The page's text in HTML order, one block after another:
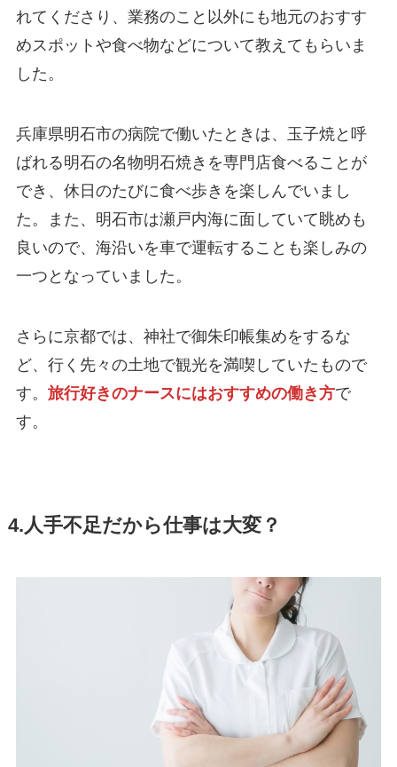
れてくださり、業務のこと以外にも地元のおすす
めスポットや食べ物などについて教えてもらいま
した。
兵庫県明石市の病院で働いたときは、玉子焼と呼
ばれる明石の名物明石焼きを専門店食べることが
でき、休日のたびに食べ歩きを楽しんでいまし
た。また、明石市は瀬戸内海に面していて眺めも
良いので、海沿いを車で運転することも楽しみの
一つとなっていました。
さらに京都では、神社で御朱印帳集めをするな
ど、行く先々の土地で観光を満喫していたもので
す。 旅行好きのナースにはおすすめの働き方で
す。
4.人手不足だから仕事は大変？